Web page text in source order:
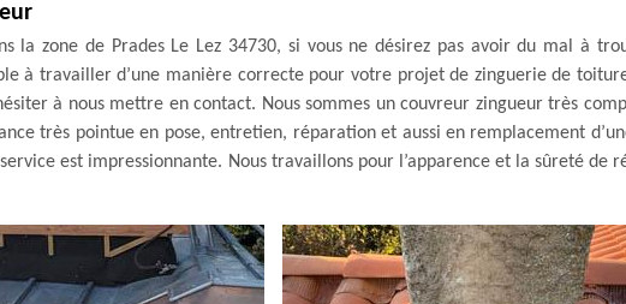
la zone de Prades Le Lez 34730, si vous ne désirez pas avoir du mal à
à travailler d’une manière correcte pour votre projet de zinguerie de
à nous mettre en contact. Nous sommes un couvreur zingueur très
très pointue en pose, entretien, réparation et aussi en remplacement
est impressionnante. Nous travaillons pour l’apparence et la sûreté de